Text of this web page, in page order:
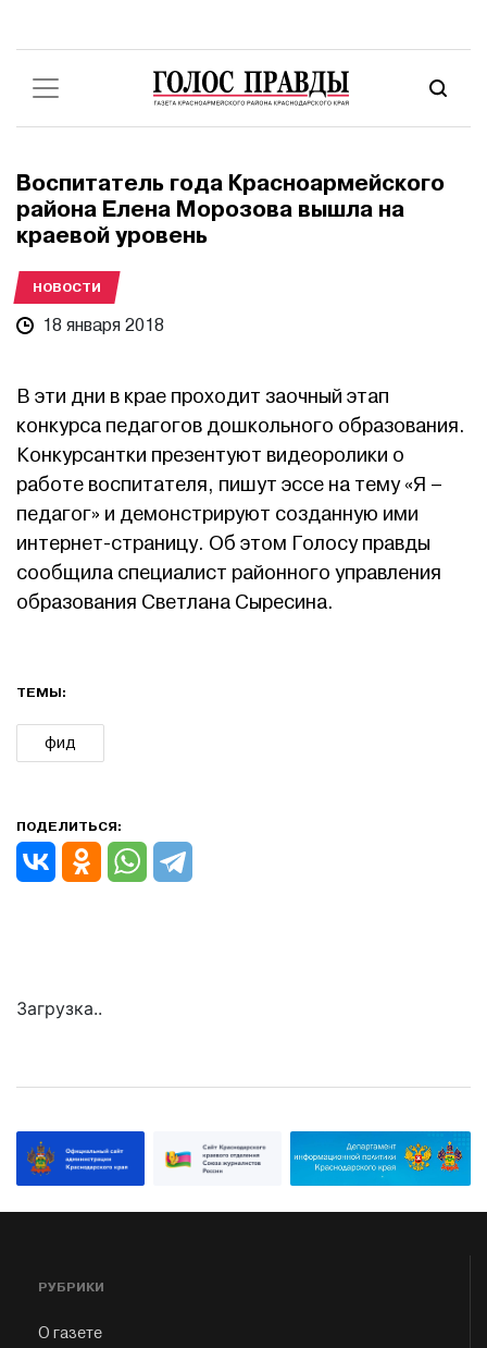
Воспитатель года Красноармейского
района Елена Морозова вышла на
краевой уровень
НОВОСТИ
18 января 2018
В эти дни в крае проходит заочный этап
конкурса педагогов дошкольного образования.
Конкурсантки презентуют видеоролики о
работе воспитателя, пишут эссе на тему «Я –
педагог» и демонстрируют созданную ими
интернет-страницу. Об этом Голосу правды
сообщила специалист районного управления
образования Светлана Сыресина.
ТЕМЫ:
фид
ПОДЕЛИТЬСЯ:
Загрузка..
РУБРИКИ
О газете